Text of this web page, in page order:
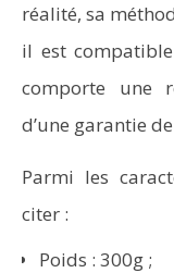
réalité, sa
il est
comporte une
d’une garantie
Parmi les
citer :
Poids : 300g ;